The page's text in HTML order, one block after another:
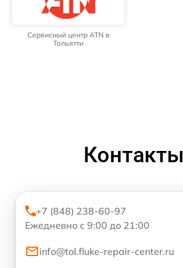
Сервисный центр ATN в
Тольятти
Контакты
+7 (848) 238-60-97
Ежедневно с 9:00 до 21:00
info@tol.fluke-repair-center.ru